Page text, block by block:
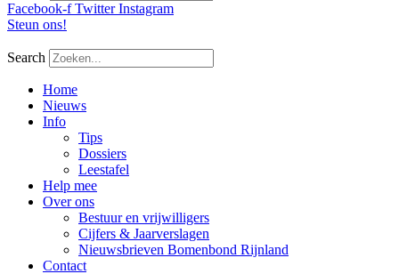
Facebook-f Twitter Instagram
Steun ons!
Search
Home
Nieuws
Info
Tips
Dossiers
Leestafel
Help mee
Over ons
Bestuur en vrijwilligers
Cijfers & Jaarverslagen
Nieuwsbrieven Bomenbond Rijnland
Contact